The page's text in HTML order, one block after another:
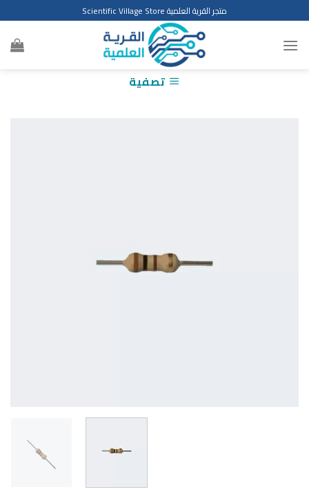
to
content
متجر القرية العلمية Scientific Village Store
تصفية